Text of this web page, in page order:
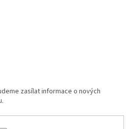
zasílat informace o nových